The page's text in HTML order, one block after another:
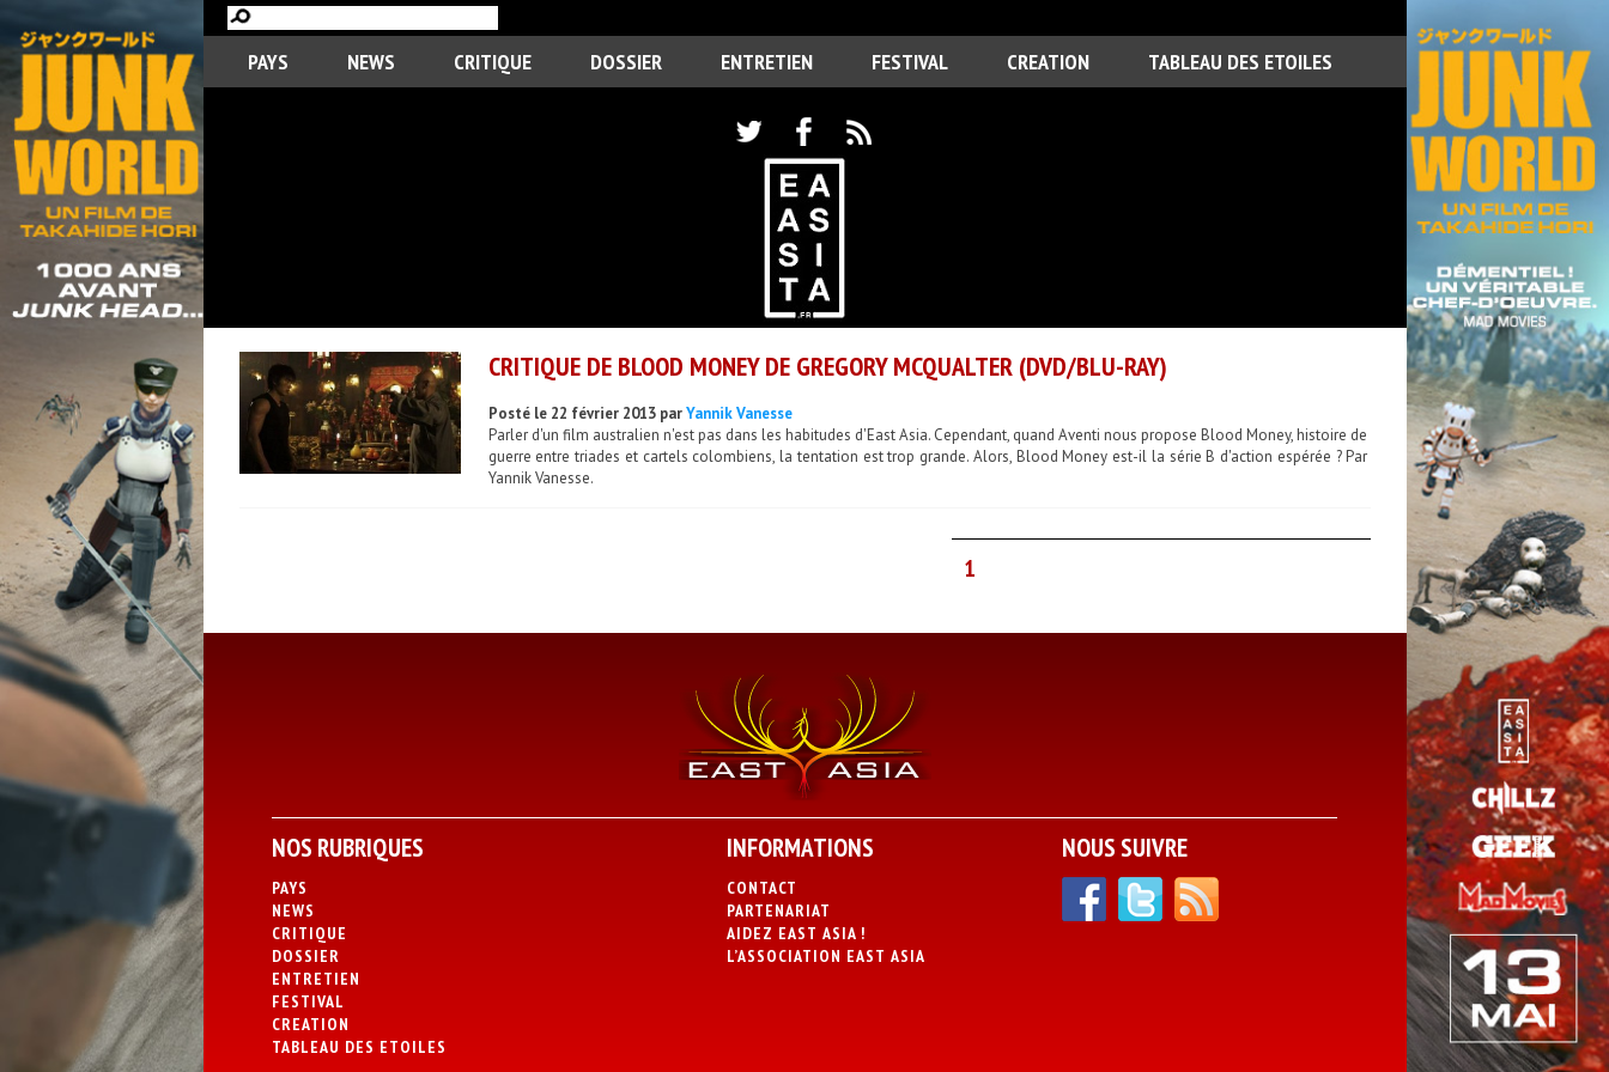
PAYS NEWS CRITIQUE DOSSIER ENTRETIEN FESTIVAL CREATION TABLEAU DES ETOILES
CRITIQUE DE BLOOD MONEY DE GREGORY MCQUALTER (DVD/BLU-RAY)
Posté le 22 février 2013 parYannik Vanesse
Parler d'un film australien n'est pas dans les habitudes d'East Asia. Cependant, quand Aventi nous propose Blood Money, histoire de
guerre entre triades et cartels colombiens, la tentation est trop grande. Alors, Blood Money est-il la série B d'action espérée ? Par
Yannik Vanesse.
1
NOS RUBRIQUES
PAYS
NEWS
CRITIQUE
DOSSIER
ENTRETIEN
FESTIVAL
CREATION
TABLEAU DES ETOILES
INFORMATIONS
CONTACT
PARTENARIAT
AIDEZ EAST ASIA !
L’ASSOCIATION EAST ASIA
NOUS SUIVRE